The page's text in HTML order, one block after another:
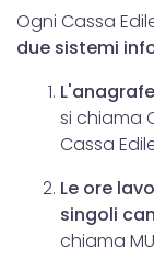
Ogni Cassa
due sistemi
si chiama
Cassa
Le ore
singoli
chiama